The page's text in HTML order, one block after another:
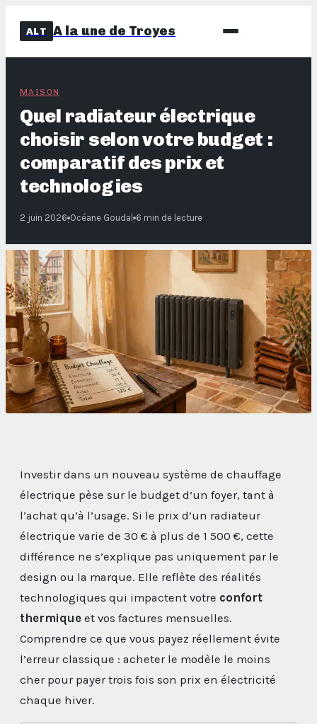
ALT A la une de Troyes
MAISON
Quel radiateur électrique
choisir selon votre budget :
comparatif des prix et
technologies
2 juin 2026· Océane Goudal · 6 min de lecture
Investir dans un nouveau système de chauffage
électrique pèse sur le budget d’un foyer, tant à
l’achat qu’à l’usage. Si le prix d’un radiateur
électrique varie de 30 € à plus de 1 500 €, cette
différence ne s’explique pas uniquement par le
design ou la marque. Elle reflète des réalités
technologiques qui impactent votre confort
thermique et vos factures mensuelles.
Comprendre ce que vous payez réellement évite
l’erreur classique : acheter le modèle le moins
cher pour payer trois fois son prix en électricité
chaque hiver.